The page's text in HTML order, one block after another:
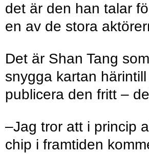
det är den han talar
en av de stora
Det är Shan Tang
snygga kartan
publicera den fritt –
–Jag tror att i princip
chip i framtiden